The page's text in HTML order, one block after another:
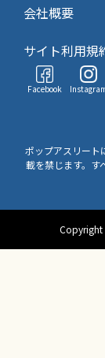
会社概要
サイト利用規
Facebook
ポップアスリート
載を禁じます。す
Copyright